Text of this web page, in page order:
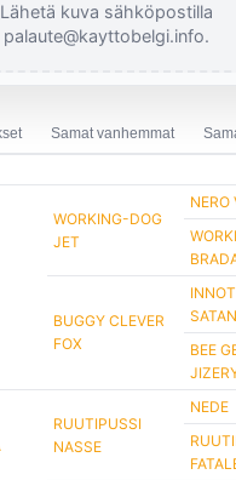
Lähetä kuva sähköpostilla
palaute@kayttobelgi.info.
Samat vanhemmat
WORKING-DOG
JET
NERO
BUGGY CLEVER
FOX
BEE
RUUTIPUSSI
NASSE
NEDE